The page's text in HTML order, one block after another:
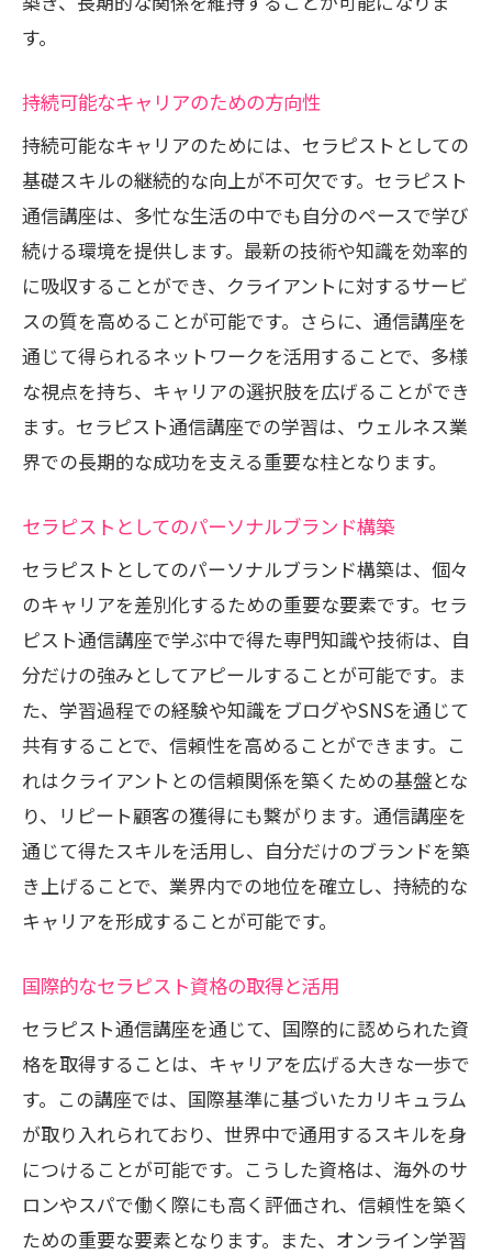
す。
持続可能なキャリアのための方向性
持続可能なキャリアのためには、セラピストとしての
基礎スキルの継続的な向上が不可欠です。セラピスト
通信講座は、多忙な生活の中でも自分のペースで学び
続ける環境を提供します。最新の技術や知識を効率的
に吸収することができ、クライアントに対するサービ
スの質を高めることが可能です。さらに、通信講座を
通じて得られるネットワークを活用することで、多様
な視点を持ち、キャリアの選択肢を広げることができ
ます。セラピスト通信講座での学習は、ウェルネス業
界での長期的な成功を支える重要な柱となります。
セラピストとしてのパーソナルブランド構築
セラピストとしてのパーソナルブランド構築は、個々
のキャリアを差別化するための重要な要素です。セラ
ピスト通信講座で学ぶ中で得た専門知識や技術は、自
分だけの強みとしてアピールすることが可能です。ま
た、学習過程での経験や知識をブログやSNSを通じて
共有することで、信頼性を高めることができます。こ
れはクライアントとの信頼関係を築くための基盤とな
り、リピート顧客の獲得にも繋がります。通信講座を
通じて得たスキルを活用し、自分だけのブランドを築
き上げることで、業界内での地位を確立し、持続的な
キャリアを形成することが可能です。
国際的なセラピスト資格の取得と活用
セラピスト通信講座を通じて、国際的に認められた資
格を取得することは、キャリアを広げる大きな一歩で
す。この講座では、国際基準に基づいたカリキュラム
が取り入れられており、世界中で通用するスキルを身
につけることが可能です。こうした資格は、海外のサ
ロンやスパで働く際にも高く評価され、信頼性を築く
ための重要な要素となります。また、オンライン学習